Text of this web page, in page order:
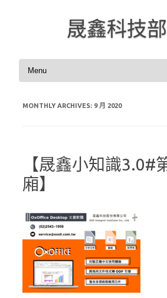
晟鑫科技
Skip to content
MONTHLY ARCHIVES: 9 月 2020
【晟鑫小知識3.0#
廂】